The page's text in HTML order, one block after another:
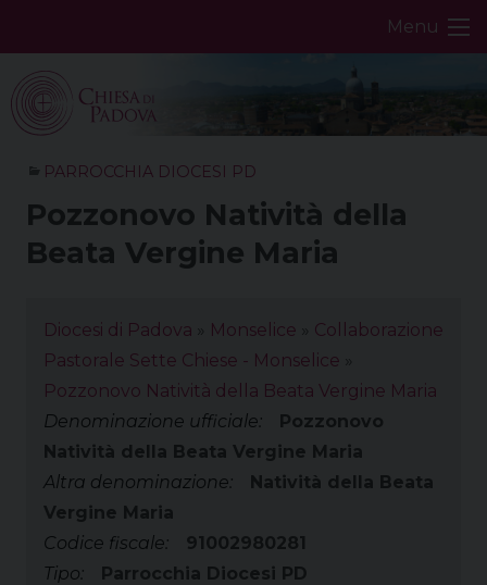
Menu
PARROCCHIA DIOCESI PD
Pozzonovo Natività della
Beata Vergine Maria
Diocesi di Padova Monselice
Collaborazione
Pastorale Sette Chiese - Monselice
Pozzonovo Natività della Beata Vergine Maria
Denominazione ufficiale:
Pozzonovo
Natività della Beata Vergine Maria
Altra denominazione:
Natività della Beata
Vergine Maria
Codice fiscale:
91002980281
Tipo:
Parrocchia Diocesi PD